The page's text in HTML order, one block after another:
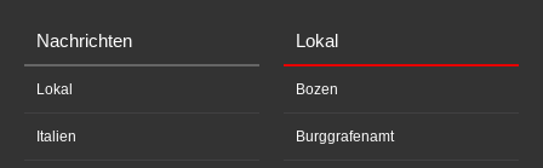
Nachrichten
Lokal
Italien
Lokal
Bozen
Burggrafenamt